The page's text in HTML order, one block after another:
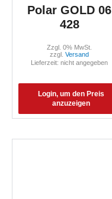
Polar GOLD 06
428
Login, um den Preis
anzuzeigen
Zzgl. 0% MwSt.
zzgl. Versand
Lieferzeit: nicht angegeben